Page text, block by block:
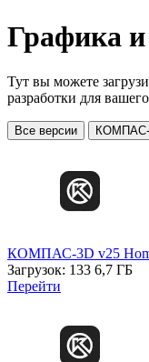
Графика и
Тут вы можете
разработки для
Все версии
КОМПАС-3D v25
Загрузок: 133 6,7 ГБ
Перейти